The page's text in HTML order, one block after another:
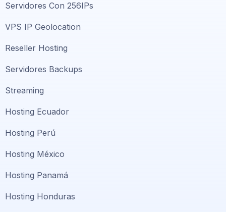
Servidores Con 256IPs
VPS IP Geolocation
Reseller Hosting
Servidores Backups
Streaming
Hosting Ecuador
Hosting Perú
Hosting México
Hosting Panamá
Hosting Honduras